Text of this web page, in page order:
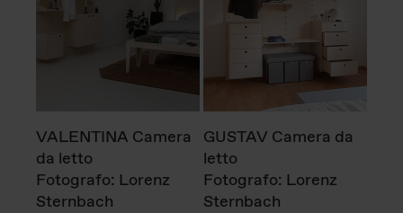
VALENTINA Camera
da letto
Fotografo: Lorenz
Sternbach
GUSTAV Camera da
letto
Fotografo: Lorenz
Sternbach